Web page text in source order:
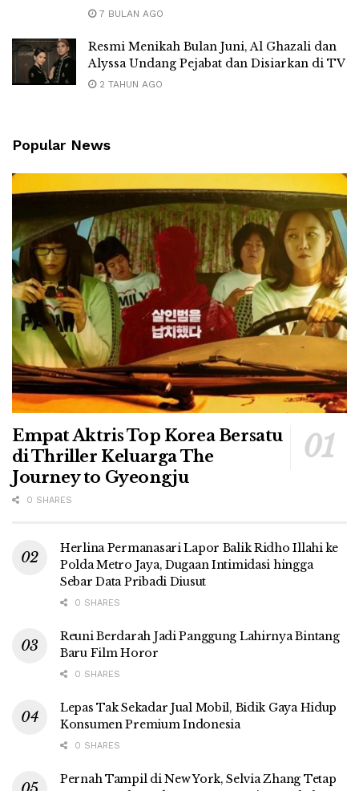
7 BULAN AGO
Resmi Menikah Bulan Juni, Al Ghazali dan
Alyssa Undang Pejabat dan Disiarkan di TV
2 TAHUN AGO
Popular News
Empat Aktris Top Korea Bersatu
di Thriller Keluarga The
Journey to Gyeongju
0 SHARES
Herlina Permanasari Lapor Balik Ridho Illahi ke
Polda Metro Jaya, Dugaan Intimidasi hingga
Sebar Data Pribadi Diusut
0 SHARES
Reuni Berdarah Jadi Panggung Lahirnya Bintang
Baru Film Horor
0 SHARES
Lepas Tak Sekadar Jual Mobil, Bidik Gaya Hidup
Konsumen Premium Indonesia
0 SHARES
Pernah Tampil di New York, Selvia Zhang Tetap